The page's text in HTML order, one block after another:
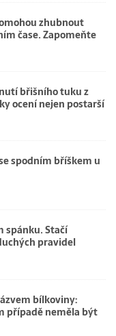
zhubnout
čase. Zapomeňte
břišního tuku z
ocení nejen postarší
spodním bříškem u
spánku. Stačí
pravidel
bílkoviny:
případě neměla být